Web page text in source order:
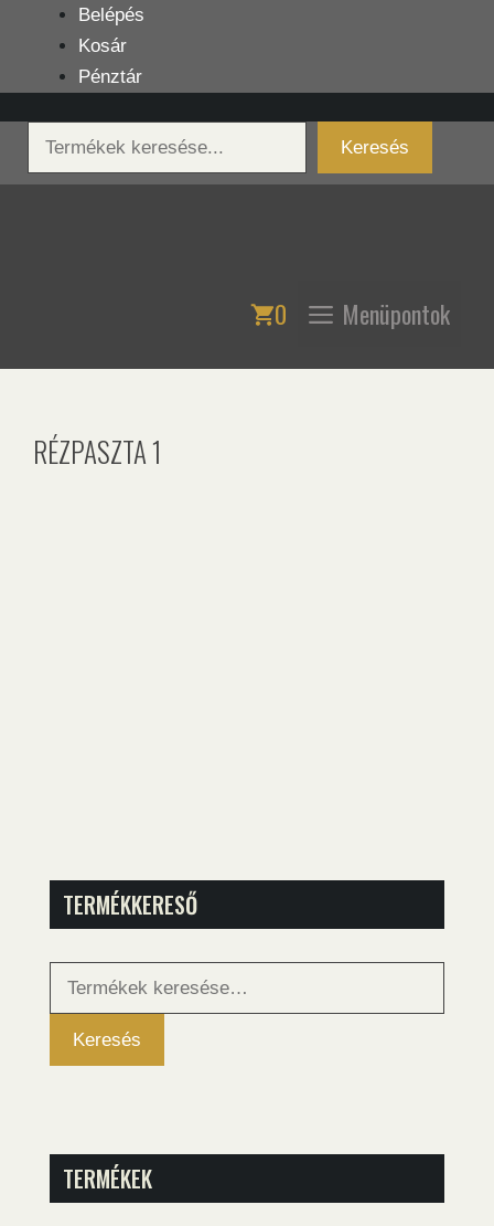
tartalomba
Belépés
Kosár
Pénztár
Keresés
Keresés
0 Menüpontok
RÉZPASZTA 1
TERMÉKKERESŐ
Keresés
Keresés
TERMÉKEK